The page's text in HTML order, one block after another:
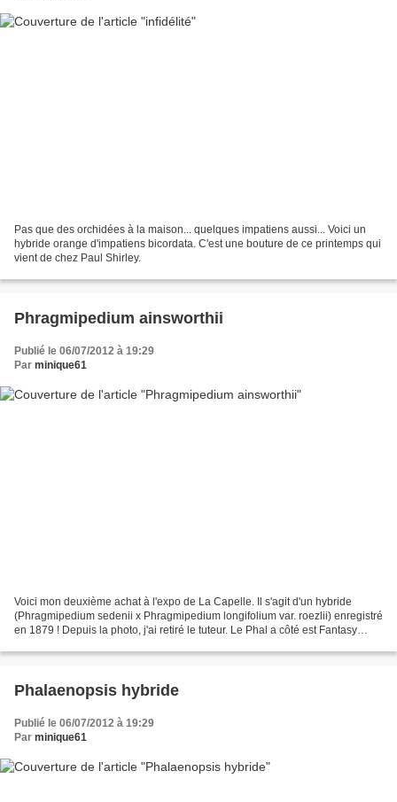
Pas que des orchidées à la maison... quelques impatiens aussi... Voici un
hybride orange d'impatiens bicordata. C'est une bouture de ce printemps qui
vient de chez Paul Shirley.
Phragmipedium ainsworthii
Publié le 06/07/2012 à 19:29
Par minique61
Voici mon deuxième achat à l'expo de La Capelle. Il s'agit d'un hybride
(Phragmipedium sedenii x Phragmipedium longifolium var. roezlii) enregistré
en 1879 ! Depuis la photo, j'ai retiré le tuteur. Le Phal a côté est Fantasy
Phalaenopsis hybride
Publié le 06/07/2012 à 19:29
Par minique61